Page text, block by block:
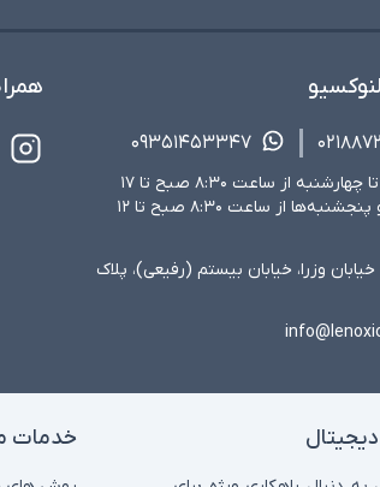
لنوکسیو
۰۹۳۵۱۴۵۳۳۴۷
شنبه تا چهارشنبه از ساعت ۸:۳۰ صبح تا ۱۷
عصر و پنجشنبه‌ها از ساعت ۸:۳۰ صبح تا ۱۲
خیابان وزرا، خیابان بیستم (رفیعی)، پلاک
خدمات